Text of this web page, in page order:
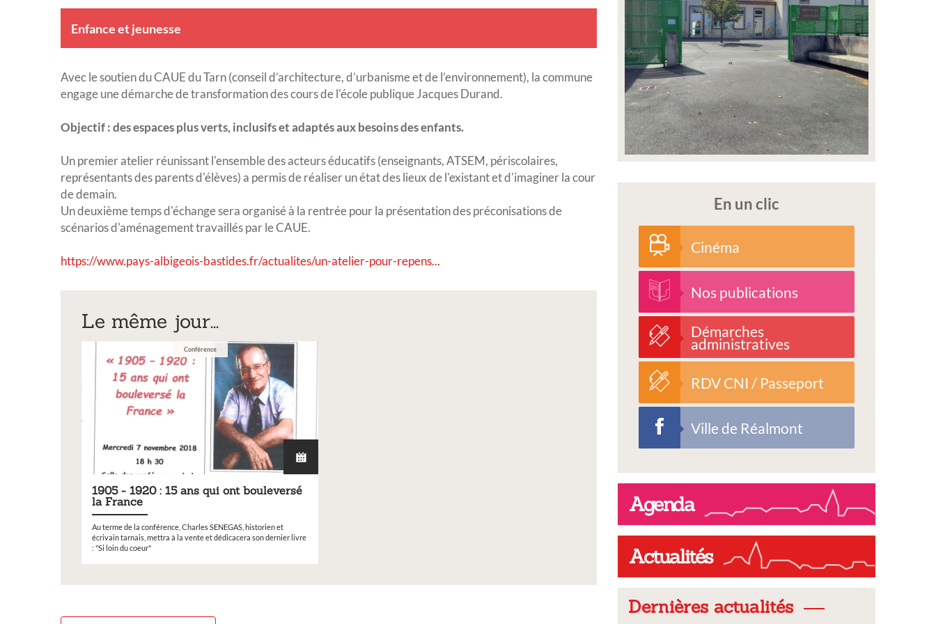
Enfance et jeunesse
Avec le soutien du CAUE du Tarn (conseil d’architecture, d’urbanisme et de l’environnement), la commune
engage une démarche de transformation des cours de l'école publique Jacques Durand.
Objectif : des espaces plus verts, inclusifs et adaptés aux besoins des enfants.
Un premier atelier réunissant l'ensemble des acteurs éducatifs (enseignants, ATSEM, périscolaires,
représentants des parents d'élèves) a permis de réaliser un état des lieux de l'existant et d'imaginer la cour
de demain.
Un deuxième temps d'échange sera organisé à la rentrée pour la présentation des préconisations de
scénarios d'aménagement travaillés par le CAUE.
https://www.pays-albigeois-bastides.fr/actualites/un-atelier-pour-repens...
Le même jour...
Conférence
1905 - 1920 : 15 ans qui ont bouleversé
la France
Au terme de la conférence, Charles SENEGAS, historien et
écrivain tarnais, mettra à la vente et dédicacera son dernier livre
: "Si loin du coeur"
En un clic
Cinéma
Nos publications
Démarches
administratives
RDV CNI / Passeport
Ville de Réalmont
Agenda
Actualités
Dernières actualités